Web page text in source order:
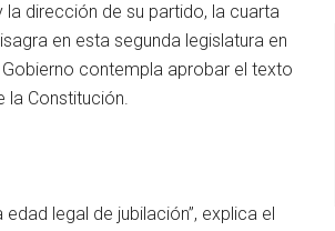
dirección de su partido, la cuarta
en esta segunda legislatura en
contempla aprobar el texto
la Constitución.
legal de jubilación”, explica el